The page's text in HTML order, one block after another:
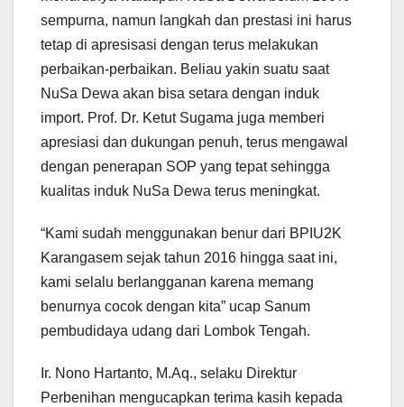
sempurna, namun langkah dan prestasi ini harus
tetap di apresisasi dengan terus melakukan
perbaikan-perbaikan. Beliau yakin suatu saat
NuSa Dewa akan bisa setara dengan induk
import. Prof. Dr. Ketut Sugama juga memberi
apresiasi dan dukungan penuh, terus mengawal
dengan penerapan SOP yang tepat sehingga
kualitas induk NuSa Dewa terus meningkat.
“Kami sudah menggunakan benur dari BPIU2K
Karangasem sejak tahun 2016 hingga saat ini,
kami selalu berlangganan karena memang
benurnya cocok dengan kita” ucap Sanum
pembudidaya udang dari Lombok Tengah.
Ir. Nono Hartanto, M.Aq., selaku Direktur
Perbenihan mengucapkan terima kasih kepada